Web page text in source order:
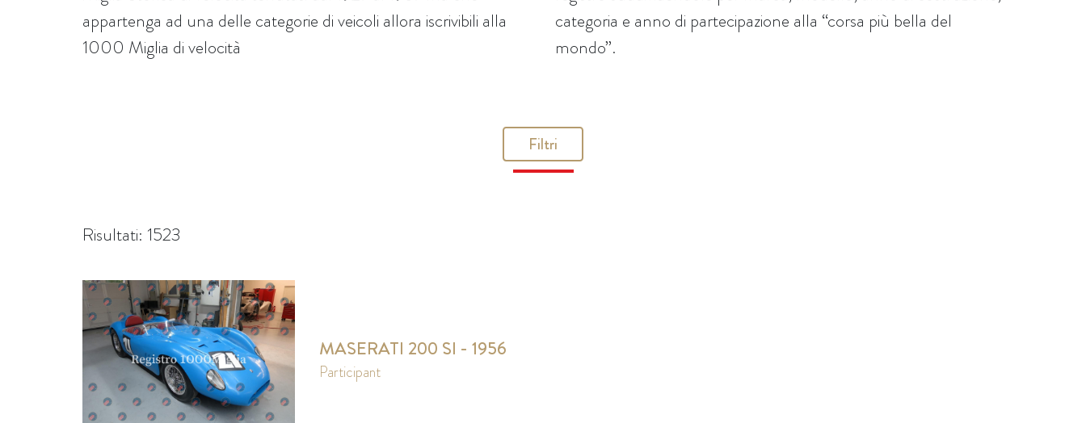
appartenga ad una delle categorie di veicoli allora iscrivibili alla
1000 Miglia di velocità
categoria e anno di partecipazione alla “corsa più bella del
mondo”.
Filtri
Risultati: 1523
MASERATI 200 SI - 1956
participant